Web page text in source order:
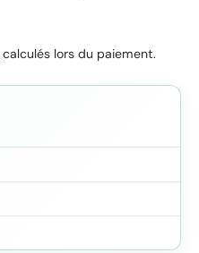
calculés lors du paiement.